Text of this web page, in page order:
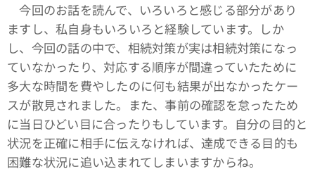
今回のお話を読んで、いろいろと感じる部分があり
ますし、私自身もいろいろと経験しています。しか
し、今回の話の中で、相続対策が実は相続対策になっ
ていなかったり、対応する順序が間違っていたために
多大な時間を費やしたのに何も結果が出なかったケー
スが散見されました。また、事前の確認を怠ったため
に当日ひどい目に合ったりもしています。自分の目的と
状況を正確に相手に伝えなければ、達成できる目的も
困難な状況に追い込まれてしまいますからね。